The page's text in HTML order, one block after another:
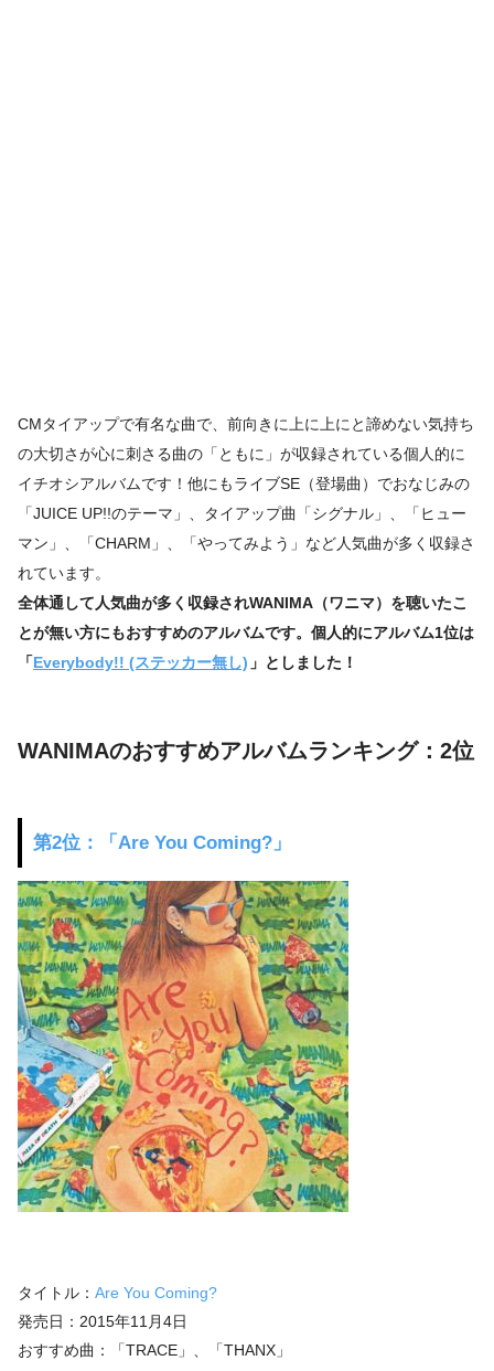
CMタイアップで有名な曲で、前向きに上に上にと諦めない気持ち
の大切さが心に刺さる曲の「ともに」が収録されている個人的に
イチオシアルバムです！他にもライブSE（登場曲）でおなじみの
「JUICE UP!!のテーマ」、タイアップ曲「シグナル」、「ヒュー
マン」、「CHARM」、「やってみよう」など人気曲が多く収録さ
れています。
全体通して人気曲が多く収録されWANIMA（ワニマ）を聴いたこ
とが無い方にもおすすめのアルバムです。個人的にアルバム1位は
「Everybody!! (ステッカー無し) 」としました！
WANIMAのおすすめアルバムランキング：2位
第2位：「Are You Coming?」
タイトル： Are You Coming?
発売日：2015年11月4日
おすすめ曲：「TRACE」、「THANX」